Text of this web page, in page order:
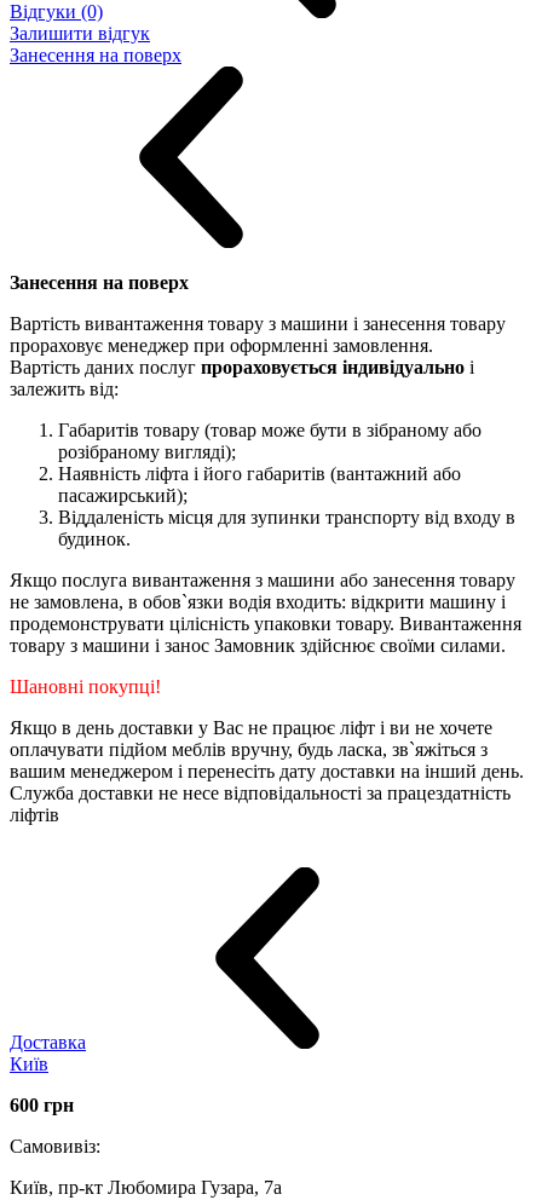
Відгуки (0)
Залишити відгук
Занесення на поверх
Занесення на поверх
Вартість вивантаження товару з машини і занесення товару
прораховує менеджер при оформленні замовлення.
Вартість даних послуг прораховується індивідуально і
залежить від:
Габаритів товару (товар може бути в зібраному або
розібраному вигляді);
Наявність ліфта і його габаритів (вантажний або
пасажирський);
Віддаленість місця для зупинки транспорту від входу в
будинок.
Якщо послуга вивантаження з машини або занесення товару
не замовлена, в обов`язки водія входить: відкрити машину і
продемонструвати цілісність упаковки товару. Вивантаження
товару з машини і занос Замовник здійснює своїми силами.
Шановні покупці!
Якщо в день доставки у Вас не працює ліфт і ви не хочете
оплачувати підйом меблів вручну, будь ласка, зв`яжіться з
вашим менеджером і перенесіть дату доставки на інший день.
Служба доставки не несе відповідальності за працездатність
ліфтів
Доставка
Київ
600 грн
Самовивіз:
Київ, пр-кт Любомира Гузара, 7а